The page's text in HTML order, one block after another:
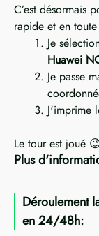
C’est désormais
rapide et en
Je
Huawei
Je passe
J'imprime
Le tour est joué
Plus
Déroulement
en 24/48h: